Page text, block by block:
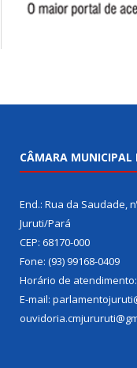
CÂMARA MUNICIPAL
End.: Rua da Saudade,
Juruti/Pará
CEP: 68170-000
Fone: (93) 99168-0409
Horário de
E-mail: